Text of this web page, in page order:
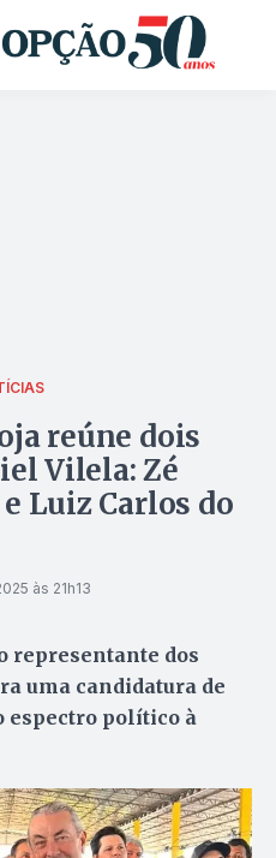
reúne dois
Vilela: Zé
Luiz Carlos do
às 21h13
representante dos
uma candidatura de
espectro político à